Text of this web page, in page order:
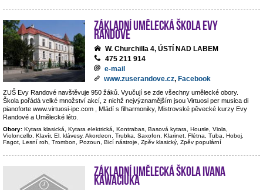
Základní umělecká škola Evy
Randové
W. Churchilla 4, ÚSTÍ NAD LABEM
475 211 914
e-mail
www.zuserandove.cz, Facebook
ZUŠ Evy Randové navštěvuje 950 žáků. Vyučují se zde všechny umělecké obory.
Škola pořádá velké množství akcí, z nichž nejvýznamějším jsou Virtuosi per musica di
pianoforte www.virtuosi-ipc.com , Mládí s filharmoniky, Mistrovské pěvecké kurzy Evy
Randové a Umělecké léto.
Obory: Kytara klasická, Kytara elektrická, Kontrabas, Basová kytara, Housle, Viola,
Violoncello, Klavír, El. klávesy, Akordeon, Trubka, Saxofon, Klarinet, Flétna, Tuba, Hoboj,
Fagot, Lesní roh, Trombon, Pozoun, Bicí nástroje, Zpěv klasický, Zpěv populární
Základní umělecká škola Ivana
Kawaciuka